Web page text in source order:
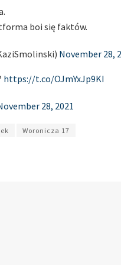
boi się faktów.
November 28,
https://t.co/OJmYxJp9KI
28, 2021
Woronicza 17